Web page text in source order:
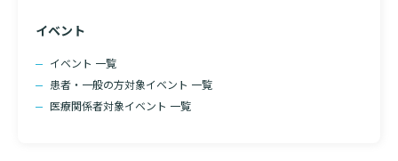
イベント
イベント 一覧
患者・一般の方対象イベント 一覧
医療関係者対象イベント 一覧